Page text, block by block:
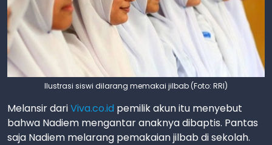
Ilustrasi siswi dilarang memakai jilbab (Foto: RRI)
Melansir dariViva.co.id pemilik akun itu menyebut
bahwa Nadiem mengantar anaknya dibaptis. Pantas
saja Nadiem melarang pemakaian jilbab di sekolah.